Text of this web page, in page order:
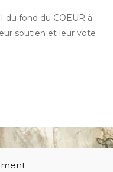
du fond du COEUR à
soutien et leur vote